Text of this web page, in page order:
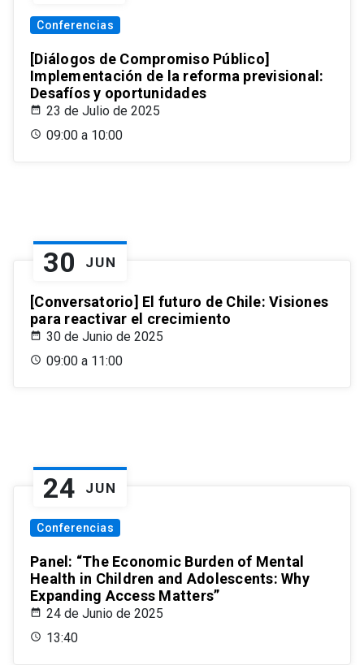
Conferencias
[Diálogos de Compromiso Público]
Implementación de la reforma previsional:
Desafíos y oportunidades
23 de Julio de 2025
09:00 a 10:00
30 JUN
[Conversatorio] El futuro de Chile: Visiones
para reactivar el crecimiento
30 de Junio de 2025
09:00 a 11:00
24 JUN
Conferencias
Panel: “The Economic Burden of Mental
Health in Children and Adolescents: Why
Expanding Access Matters”
24 de Junio de 2025
13:40